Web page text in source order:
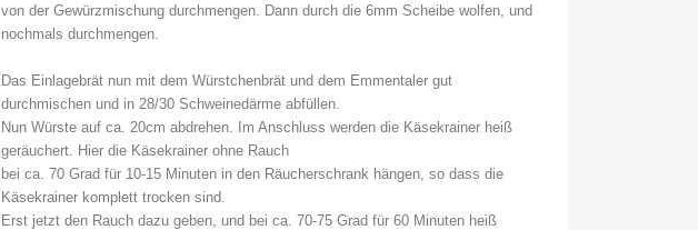
von der Gewürzmischung durchmengen. Dann durch die 6mm Scheibe wolfen, und
nochmals durchmengen.
Das Einlagebrät nun mit dem Würstchenbrät und dem Emmentaler gut
durchmischen und in 28/30 Schweinedärme abfüllen.
Nun Würste auf ca. 20cm abdrehen. Im Anschluss werden die Käsekrainer heiß
geräuchert. Hier die Käsekrainer ohne Rauch
bei ca. 70 Grad für 10-15 Minuten in den Räucherschrank hängen, so dass die
Käsekrainer komplett trocken sind.
Erst jetzt den Rauch dazu geben, und bei ca. 70-75 Grad für 60 Minuten heiß